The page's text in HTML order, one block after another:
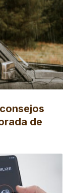
de